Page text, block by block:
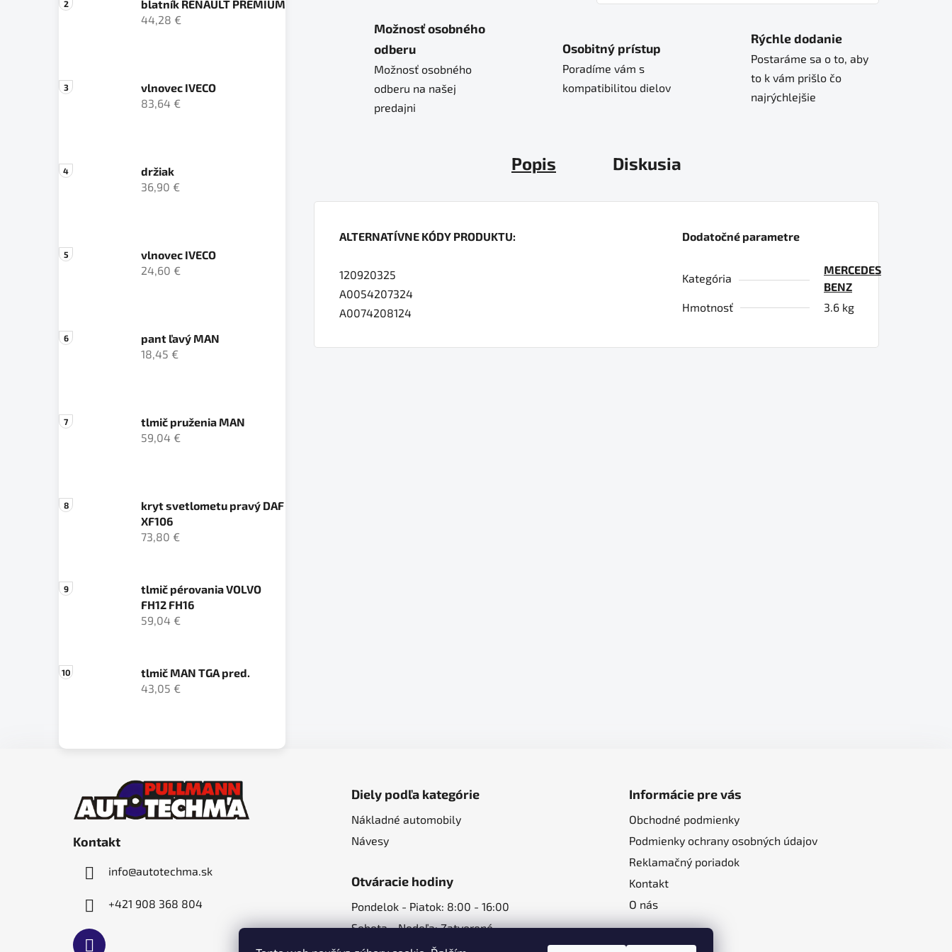
blatník RENAULT PREMIUM
44,28 €
vlnovec IVECO
83,64 €
držiak
36,90 €
vlnovec IVECO
24,60 €
pant ľavý MAN
18,45 €
tlmič pruženia MAN
59,04 €
kryt svetlometu pravý DAF
XF106
73,80 €
tlmič pérovania VOLVO
FH12 FH16
59,04 €
tlmič MAN TGA pred.
43,05 €
Možnosť osobného
odberu
Možnosť osobného
odberu na našej
predajni
Osobitný prístup
Poradíme vám s
kompatibilitou dielov
Rýchle dodanie
Postaráme sa o to, aby
to k vám prišlo čo
najrýchlejšie
Popis Diskusia
ALTERNATÍVNE KÓDY PRODUKTU:
120920325
A0054207324
A0074208124
Dodatočné parametre
Kategória
MERCEDES
BENZ
Hmotnosť
3.6 kg
Kontakt
info@autotechma.sk
+421 908 368 804
Diely podľa kategórie
Nákladné automobily
Návesy
Otváracie hodiny
Pondelok - Piatok: 8:00 - 16:00
Sobota - Nedeľa: Zatvorené
Informácie pre vás
Obchodné podmienky
Podmienky ochrany osobných údajov
Reklamačný poriadok
Kontakt
O nás